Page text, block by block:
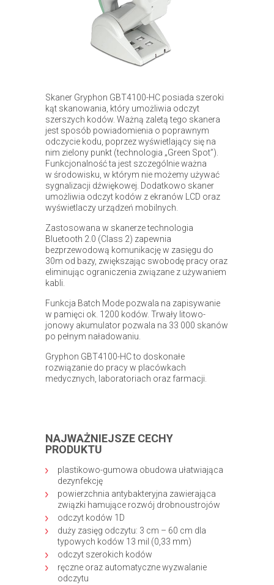
Skaner Gryphon GBT4100-HC posiada szeroki
kąt skanowania, który umożliwia odczyt
szerszych kodów. Ważną zaletą tego skanera
jest sposób powiadomienia o poprawnym
odczycie kodu, poprzez wyświetlający się na
nim zielony punkt (technologia „Green Spot”).
Funkcjonalność ta jest szczególnie ważna
w środowisku, w którym nie możemy używać
sygnalizacji dźwiękowej. Dodatkowo skaner
umożliwia odczyt kodów z ekranów LCD oraz
wyświetlaczy urządzeń mobilnych.
Zastosowana w skanerze technologia
Bluetooth 2.0 (Class 2) zapewnia
bezprzewodową komunikację w zasięgu do
30m od bazy, zwiększając swobodę pracy oraz
eliminując ograniczenia związane z używaniem
kabli.
Funkcja Batch Mode pozwala na zapisywanie
w pamięci ok. 1200 kodów. Trwały litowo-
jonowy akumulator pozwala na 33 000 skanów
po pełnym naładowaniu.
Gryphon GBT4100-HC to doskonałe
rozwiązanie do pracy w placówkach
medycznych, laboratoriach oraz farmacji.
NAJWAŻNIEJSZE CECHY
PRODUKTU
plastikowo-gumowa obudowa ułatwiająca
dezynfekcję
powierzchnia antybakteryjna zawierająca
związki hamujące rozwój drobnoustrojów
odczyt kodów 1D
duży zasięg odczytu: 3 cm – 60 cm dla
typowych kodów 13 mil (0,33 mm)
odczyt szerokich kodów
ręczne oraz automatyczne wyzwalanie
odczytu